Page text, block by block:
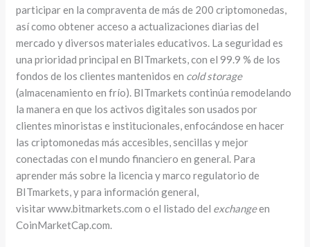
participar en la compraventa de más de 200 criptomonedas,
así como obtener acceso a actualizaciones diarias del
mercado y diversos materiales educativos. La seguridad es
una prioridad principal en BITmarkets, con el 99.9 % de los
fondos de los clientes mantenidos en cold storage
(almacenamiento en frío). BITmarkets continúa remodelando
la manera en que los activos digitales son usados por
clientes minoristas e institucionales, enfocándose en hacer
las criptomonedas más accesibles, sencillas y mejor
conectadas con el mundo financiero en general. Para
aprender más sobre la licencia y marco regulatorio de
BITmarkets, y para información general,
visitar www.bitmarkets.com o el listado del exchangeen
CoinMarketCap.com.